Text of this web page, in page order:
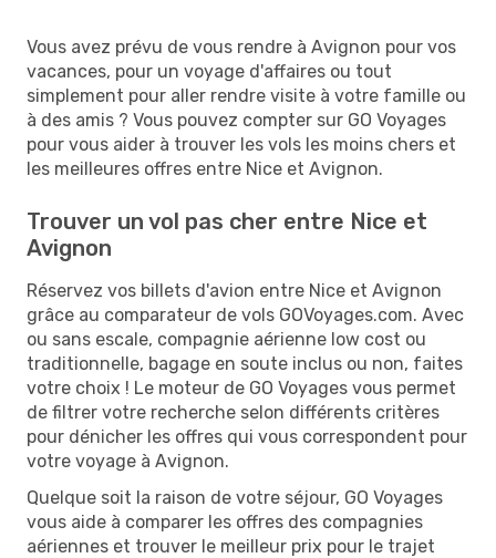
Vous avez prévu de vous rendre à Avignon pour vos
vacances, pour un voyage d'affaires ou tout
simplement pour aller rendre visite à votre famille ou
à des amis ? Vous pouvez compter sur GO Voyages
pour vous aider à trouver les vols les moins chers et
les meilleures offres entre Nice et Avignon.
Trouver un vol pas cher entre Nice et
Avignon
Réservez vos billets d'avion entre Nice et Avignon
grâce au comparateur de vols GOVoyages.com. Avec
ou sans escale, compagnie aérienne low cost ou
traditionnelle, bagage en soute inclus ou non, faites
votre choix ! Le moteur de GO Voyages vous permet
de filtrer votre recherche selon différents critères
pour dénicher les offres qui vous correspondent pour
votre voyage à Avignon.
Quelque soit la raison de votre séjour, GO Voyages
vous aide à comparer les offres des compagnies
aériennes et trouver le meilleur prix pour le trajet